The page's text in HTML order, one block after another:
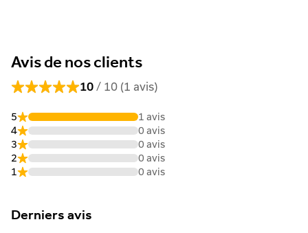
Avis de nos clients
10 / 10 (1 avis)
5
1 avis
4
0 avis
3
0 avis
2
0 avis
1
0 avis
Derniers avis